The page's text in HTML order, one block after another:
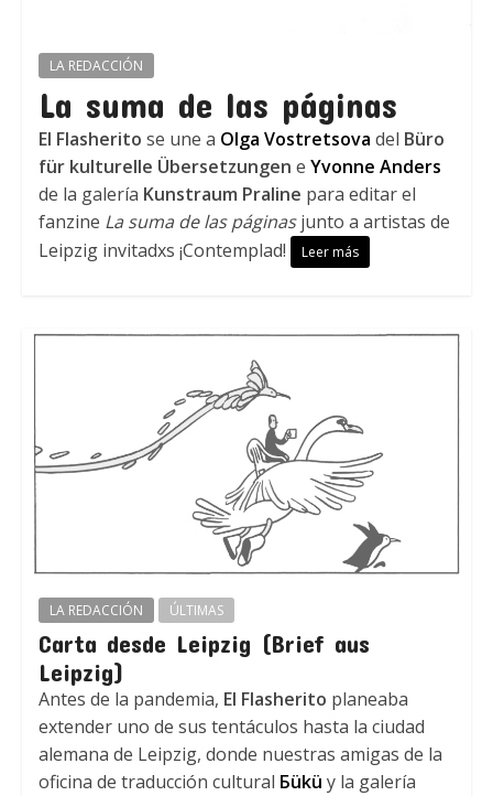
LA REDACCIÓN
La suma de las páginas
El Flasherito se une a Olga Vostretsova del Büro
für kulturelle Übersetzungen e Yvonne Anders
de la galería Kunstraum Praline para editar el
fanzine La suma de las páginasjunto a artistas de
Leipzig invitadxs ¡Contemplad!
Leer más
LA REDACCIÓN ÚLTIMAS
Carta desde Leipzig (Brief aus
Leipzig)
Antes de la pandemia, El Flasherito planeaba
extender uno de sus tentáculos hasta la ciudad
alemana de Leipzig, donde nuestras amigas de la
oficina de traducción cultural Бükü y la galería